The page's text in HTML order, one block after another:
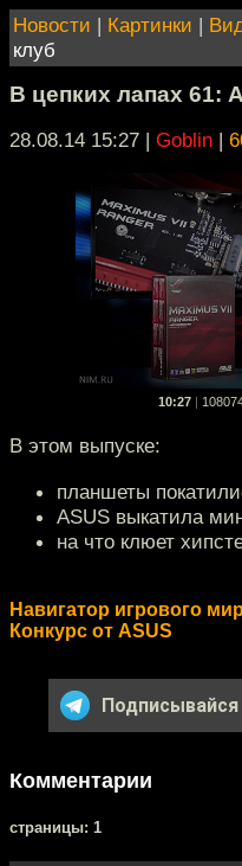
Новости | Картинки |
клуб
В цепких лапах 61:
28.08.14 15:27 | Goblin |
10:27
В этом выпуске:
планшеты
ASUS выкатила
на что клюет
Навигатор игрового
Конкурс от ASUS
Комментарии
cтраницы: 1